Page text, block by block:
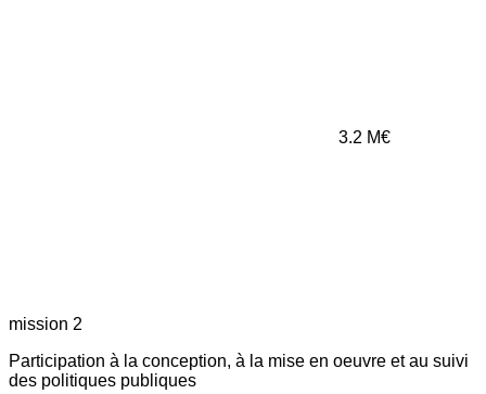
3.2 M€
mission 2
Participation à la conception, à la mise en oeuvre et au suivi
des politiques publiques